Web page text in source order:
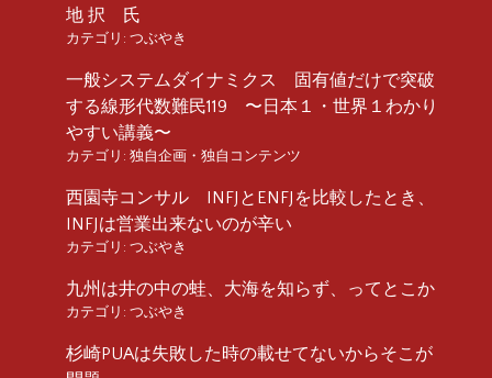
地 択 氏
カテゴリ: つぶやき
一般システムダイナミクス 固有値だけで突破
する線形代数難民119 〜日本１・世界１わかり
やすい講義〜
カテゴリ: 独自企画・独自コンテンツ
西園寺コンサル INFJとENFJを比較したとき、
INFJは営業出来ないのが辛い
カテゴリ: つぶやき
九州は井の中の蛙、大海を知らず、ってとこか
カテゴリ: つぶやき
杉崎PUAは失敗した時の載せてないからそこが